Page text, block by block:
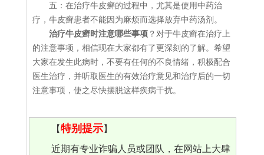
五：在治疗牛皮癣的过程中，尤其是使用中药治
疗，牛皮癣患者不能因为麻烦而选择放弃中药汤剂。
治疗牛皮癣时注意哪些事项 ？对于牛皮癣在治疗上
的注意事项，相信现在大家都有了更深刻的了解。希望
大家在发生此病时，不要有任何的不良情绪，积极配合
医生治疗，并听取医生的有效治疗意见和治疗后的一切
注意事项，使之尽快摆脱这样疾病干扰。
【特别提示】
近期有专业诈骗人员或团队，在网站上大肆